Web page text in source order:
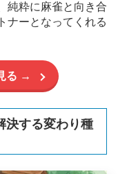
純粋に麻雀と向き合
ナーとなってくれる
る →
決する変わり種